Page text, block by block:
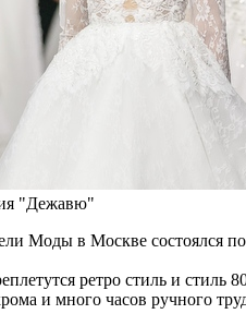
"Дежавю"
Моды в Москве состоялся
ретро стиль и
и много часов ручного